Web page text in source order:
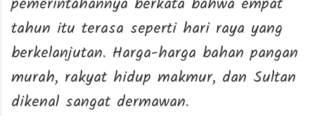
tahun itu terasa seperti hari raya yang
berkelanjutan. Harga-harga bahan pangan
murah, rakyat hidup makmur, dan Sultan
dikenal sangat dermawan.